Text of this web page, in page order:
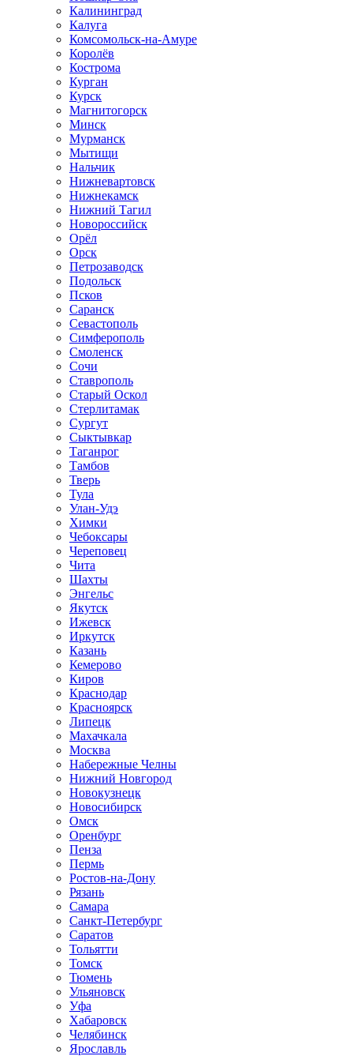
Калининград
Калуга
Комсомольск-на-Амуре
Королёв
Кострома
Курган
Курск
Магнитогорск
Минск
Мурманск
Мытищи
Нальчик
Нижневартовск
Нижнекамск
Нижний Тагил
Новороссийск
Орёл
Орск
Петрозаводск
Подольск
Псков
Саранск
Севастополь
Симферополь
Смоленск
Сочи
Ставрополь
Старый Оскол
Стерлитамак
Сургут
Сыктывкар
Таганрог
Тамбов
Тверь
Тула
Улан-Удэ
Химки
Чебоксары
Череповец
Чита
Шахты
Энгельс
Якутск
Ижевск
Иркутск
Казань
Кемерово
Киров
Краснодар
Красноярск
Липецк
Махачкала
Москва
Набережные Челны
Нижний Новгород
Новокузнецк
Новосибирск
Омск
Оренбург
Пенза
Пермь
Ростов-на-Дону
Рязань
Самара
Санкт-Петербург
Саратов
Тольятти
Томск
Тюмень
Ульяновск
Уфа
Хабаровск
Челябинск
Ярославль